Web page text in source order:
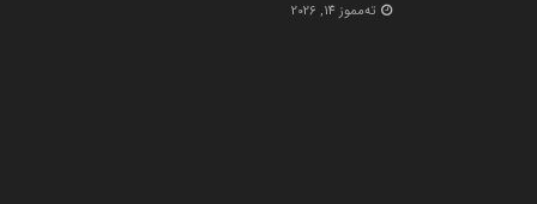
ته‌مموز 14, 2026